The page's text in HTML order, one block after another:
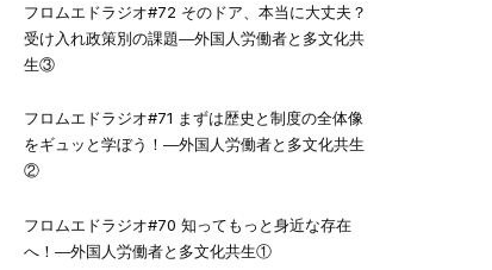
フロムエドラジオ#72 そのドア、本当に大丈夫？
受け入れ政策別の課題―外国人労働者と多文化共
生③
フロムエドラジオ#71 まずは歴史と制度の全体像
をギュッと学ぼう！―外国人労働者と多文化共生
②
フロムエドラジオ#70 知ってもっと身近な存在
へ！―外国人労働者と多文化共生①